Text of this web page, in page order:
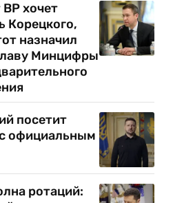
хочет
Корецкого,
назначил
Минцифры
посетит
официальным
ротаций: